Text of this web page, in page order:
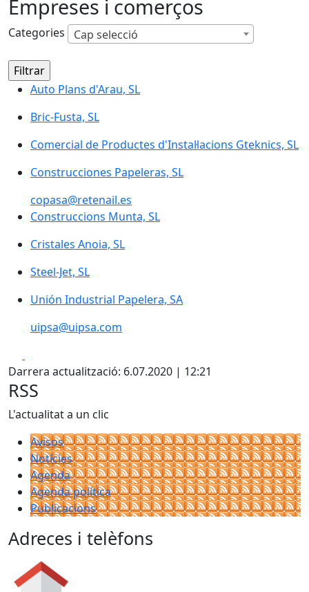
Empreses i comerços
Categories Cap selecció
Auto Plans d'Arau, SL
Bric-Fusta, SL
Comercial de Productes d'Instal·lacions Gteknics, SL
Construcciones Papeleras, SL
copasa@retenail.es
Construccions Munta, SL
Cristales Anoia, SL
Steel-Jet, SL
Unión Industrial Papelera, SA
uipsa@uipsa.com
Darrera actualització: 6.07.2020 | 12:21
RSS
L'actualitat a un clic
Avisos
Notícies
Agenda
Agenda política
Publicacions
Adreces i telèfons